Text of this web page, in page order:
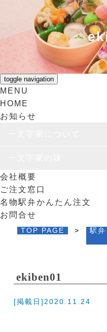
toggle navigation
MENU
HOME
お知らせ
仕出し
駅弁
日替わりランチ
オリジナル弁当
会社概要
ご注文窓口
名物駅弁かんたん注文
お問合せ
TOP PAGE > 駅弁
ekiben01
[掲載日]2020.11.24